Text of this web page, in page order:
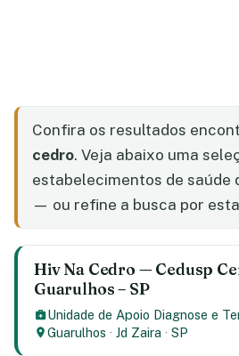
Confira os resultados
cedro. Veja abaixo uma
estabelecimentos de saúde
— ou refine a busca por
Hiv Na Cedro — Cedusp
Guarulhos – SP
Unidade de Apoio Diagnose e
Guarulhos ·Jd Zaira ·SP